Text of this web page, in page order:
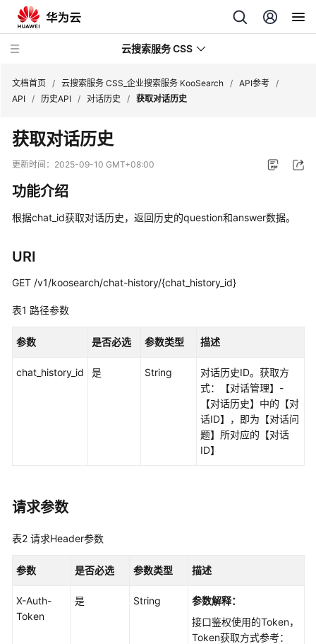
云搜索服务 CSS
产
介
绍
户
南
佳
践
前
必
文档首页 / 云搜索服务 CSS_企业搜索服务 KooSearch / API参考 /
API / 历史API / 对话历史 / 获取对话历史
获取对话历史
更新时间： 2025-09-10 GMT+08:00
功能介绍
根据chat_id获取对话历史，返回历史的question和answer数据。
URI
GET /v1/koosearch/chat-history/{chat_history_id}
表1 路径参数
参数 是否必选 参数类型 描述
chat_history_id 是 String
对话历史ID。获取方
式：【对话管理】-
【对话历史】中的【对
话ID】，即为【对话问
题】所对应的【对话
ID】
请求参数
表2 请求Header参数
参数 是否必选 参数类型 描述
X-Auth-
Token
是 String
参数解释：
接口鉴权使用的Token，
Token获取方式参考：